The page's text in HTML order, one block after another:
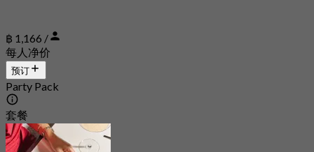
฿ 1,166 /
每人净价
预订
Party Pack
套餐